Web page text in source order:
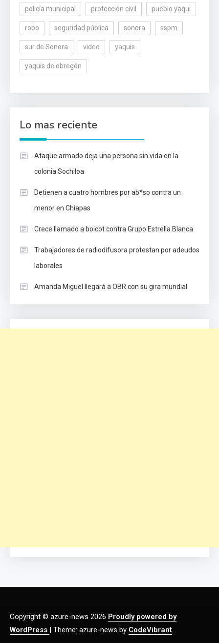
policía municipal protección civil pueblo yaqui
robo seguridad pública sonora sspm
sur de Sonora video yaquis
yaquis de obregón
Lo mas reciente
Ataque armado deja una persona sin vida en la
colonia Sochiloa
Detienen a cuatro hombres por ab*so contra un
menor en Chiapas
Crece llamado a boicot contra Grupo Estrella Blanca
Trabajadores de radiodifusora protestan por adeudos
laborales
Amanda Miguel llegará a OBR con su gira mundial
Copyright © azure-news 2026 Proudly powered by
WordPress | Theme: azure-news by CodeVibrant.